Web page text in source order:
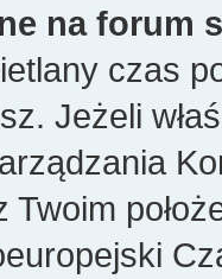
na forum
czas
Jeżeli
Twoim